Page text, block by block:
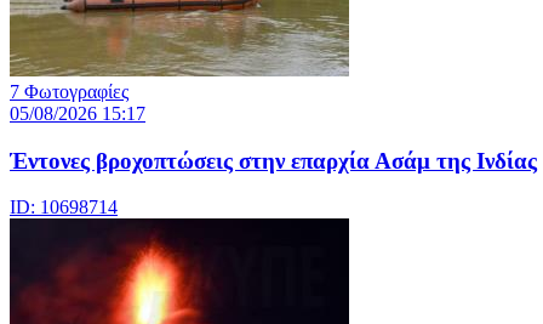
7 Φωτογραφίες
05/08/2026 15:17
Έντονες βροχοπτώσεις στην επαρχία Ασάμ της Ινδίας
ID: 10698714